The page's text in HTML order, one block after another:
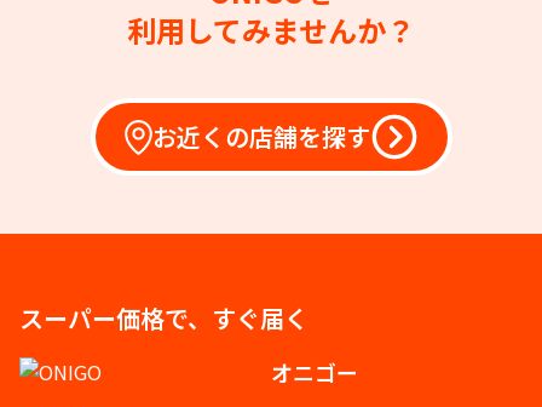
利用してみませんか？
お近くの店舗を探す
スーパー価格で、すぐ届く
オニゴー